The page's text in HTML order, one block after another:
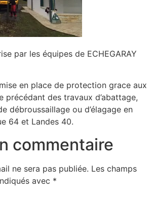
par les équipes de ECHEGARAY
en place de protection grace aux
précédant des travaux d’abattage,
débroussaillage ou d’élagage en
64 et Landes 40.
commentaire
ne sera pas publiée. Les champs
avec *